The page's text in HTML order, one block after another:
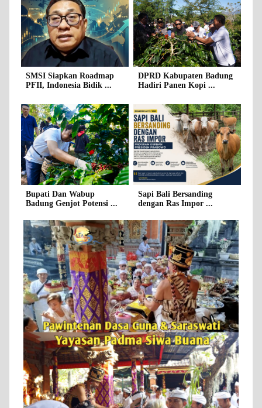
SMSI Siapkan Roadmap
PFII, Indonesia Bidik ...
DPRD Kabupaten Badung
Hadiri Panen Kopi ...
Bupati Dan Wabup
Badung Genjot Potensi ...
Sapi Bali Bersanding
dengan Ras Impor ...